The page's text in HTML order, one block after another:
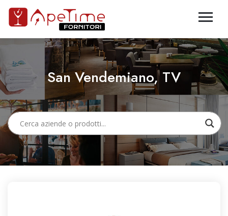
San Vendemiano, TV